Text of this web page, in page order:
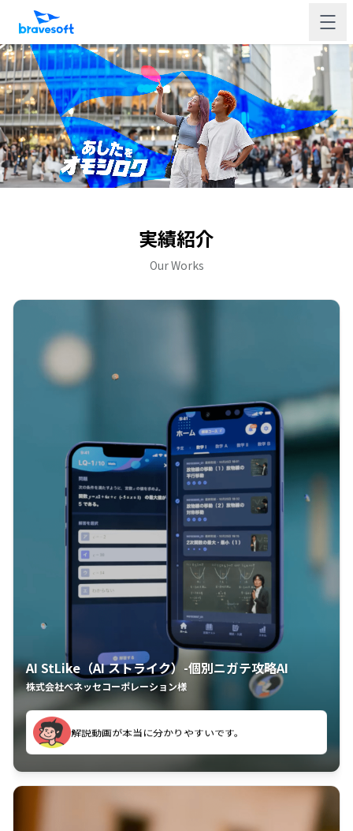
実績紹介
Our Works
AI StLike（AI ストライク）-個別ニガテ攻略AI
株式会社ベネッセコーポレーション様
古文漢文を主に使わせていただいているが、復習する
のに非常に役立っている。
解説動画が本当に分かりやすいです。